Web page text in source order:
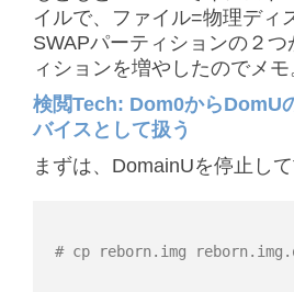
イルで、ファイル=物理ディ
SWAPパーティションの２
ィションを増やしたのでメ
検閲Tech: Dom0からDomU
バイスとして扱う
まずは、DomainUを停止し
# cp reborn.img